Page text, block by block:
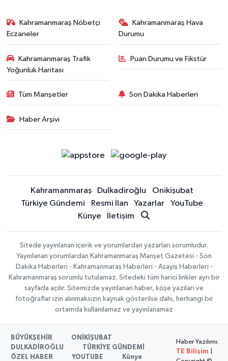
Kahramanmaraş Nöbetçi
Eczaneler
Kahramanmaraş Hava
Durumu
Kahramanmaraş Trafik
Yoğunluk Haritası
Puan Durumu ve Fikstür
Tüm Manşetler Son Dakika Haberleri
Haber Arşivi
Kahramanmaraş Dulkadiroğlu
Onikişubat
Türkiye Gündemi
Resmi İlan Yazarlar
YouTube
Künye
İletişim
Sitede yayınlanan içerik ve yorumlardan yazarları sorumludur.
Yayınlanan yorumlardan Kahramanmaraş Manşet Gazetesi - Son
Dakika Haberleri - Kahramanmaraş Haberleri - Asayiş Haberleri -
Kahramanmaraş sorumlu tutulamaz. Sitedeki tüm harici linkler ayrı bir
sayfada açılır. Sitemizde yayınlanan haber, köşe yazıları ve
fotoğraflar izin alınmaksızın kaynak gösterilse dahi, herhangi bir
ortamda kullanılamaz ve yayınlanamaz
BÜYÜKŞEHİR
ONİKİŞUBAT
DULKADİROĞLU
TÜRKİYE GÜNDEMİ
ÖZEL HABER
YOUTUBE Künye
Haber Yazılımı:
TE Bilişim